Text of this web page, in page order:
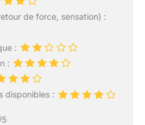
de force, sensation) :
:
:
disponibles :
5